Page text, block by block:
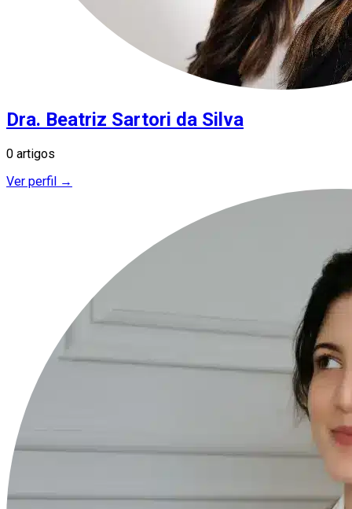
Dra. Beatriz Sartori da Silva
0 artigos
Ver perfil →